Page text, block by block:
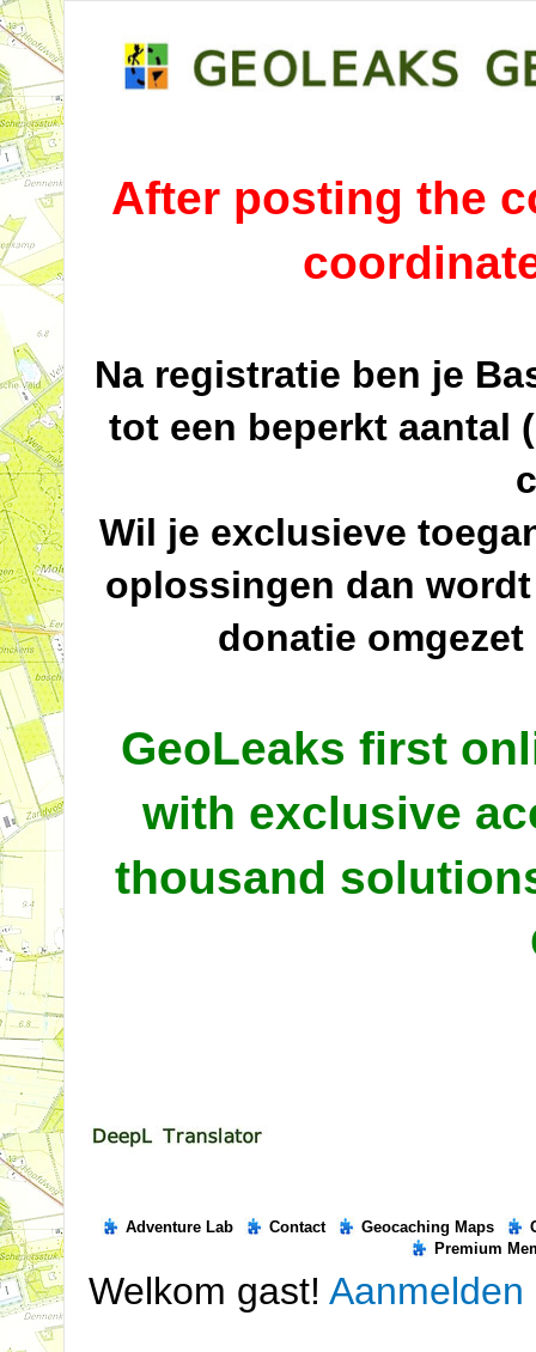
After posting the
Na registratie ben je
tot een beperkt aantal
Wil je exclusieve
oplossingen dan
donatie omgezet
GeoLeaks first
with exclusive
thousand
Adventure Lab Contact Geocaching Maps
Premium
Welkom gast! Aanmelden